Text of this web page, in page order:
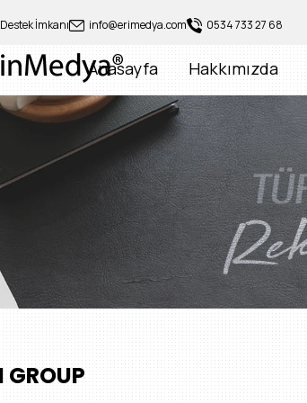
GROUP
İmkanı info@erimedya.com 0534 733 27 68
Anasayfa Hakkımızda